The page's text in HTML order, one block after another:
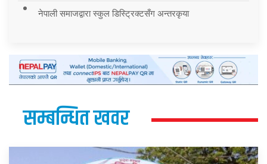
नेपाली समाजद्वारा स्कुल डिस्ट्रिक्टसँग अन्तरकृया
सम्बन्धित खवर